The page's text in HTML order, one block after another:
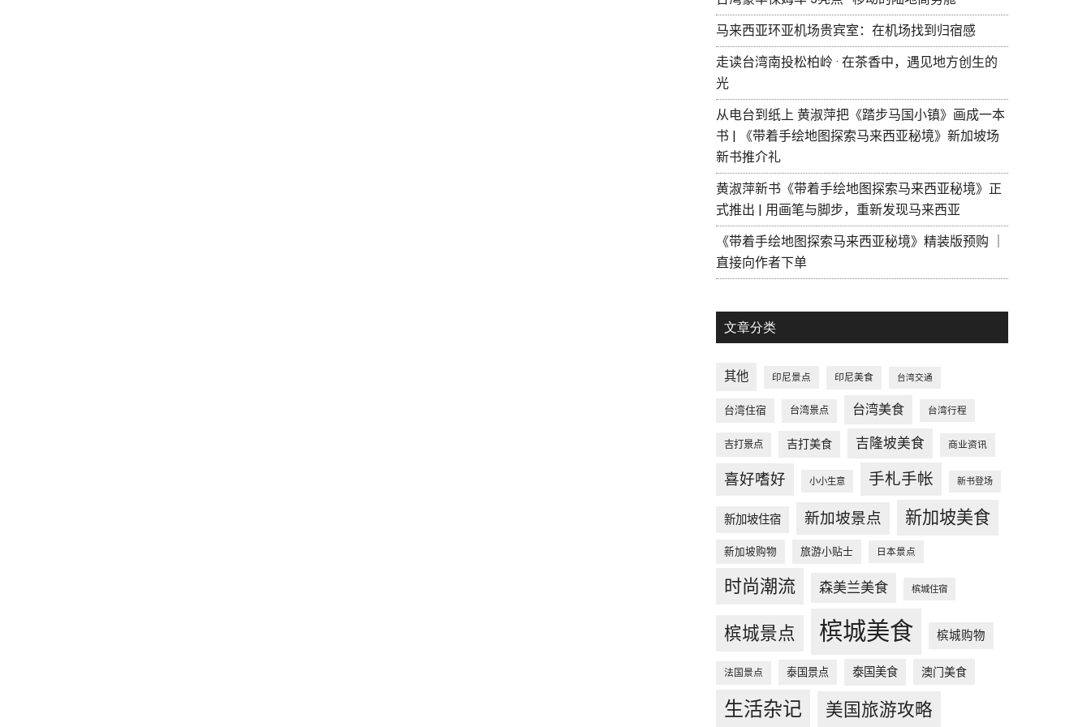
马来西亚环亚机场贵宾室：在机场找到归宿感
走读台湾南投松柏岭 · 在茶香中，遇见地方创生的
光
从电台到纸上 黄淑萍把《踏步马国小镇》画成一本
书 | 《带着手绘地图探索马来西亚秘境》新加坡场
新书推介礼
黄淑萍新书《带着手绘地图探索马来西亚秘境》正
式推出 | 用画笔与脚步，重新发现马来西亚
《带着手绘地图探索马来西亚秘境》精装版预购 ｜
直接向作者下单
文章分类
其他 印尼景点 印尼美食 台湾交通
台湾住宿 台湾景点 台湾美食 台湾行程
吉打景点 吉打美食 吉隆坡美食 商业资讯
喜好嗜好 小小生意 手札手帐 新书登场
新加坡住宿 新加坡景点 新加坡美食
新加坡购物 旅游小贴士 日本景点
时尚潮流 森美兰美食 槟城住宿
槟城景点 槟城美食 槟城购物
法国景点 泰国景点 泰国美食 澳门美食
生活杂记 美国旅游攻略